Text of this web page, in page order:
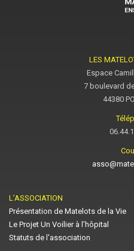
LES
Espace
7 boulevard
44380
L’ASSOCIATION
Présentation de Matelots de la Vie
Le Projet Un Voilier à l'hôpital
Statuts de l'association